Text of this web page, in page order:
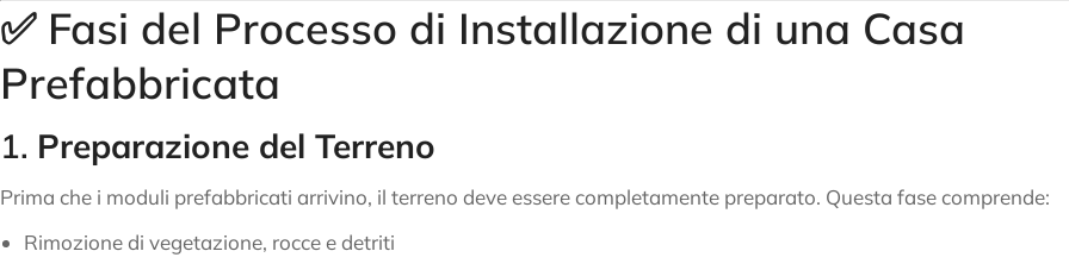
✅ Fasi del Processo di Installazione di una Casa
Prefabbricata
1. Preparazione del Terreno
Prima che i moduli prefabbricati arrivino, il terreno deve essere completamente preparato. Questa fase comprende:
Rimozione di vegetazione, rocce e detriti